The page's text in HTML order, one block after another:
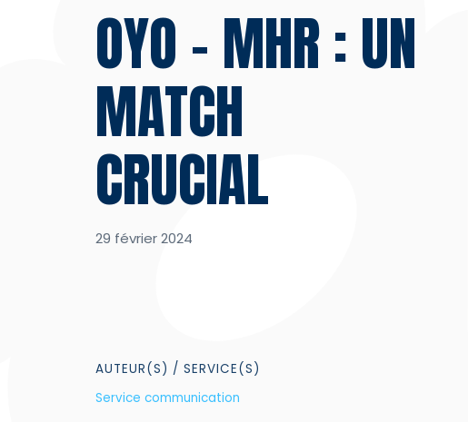
OYO – MHR : UN
MATCH
CRUCIAL
29 février 2024
AUTEUR(S) / SERVICE(S)
Service communication